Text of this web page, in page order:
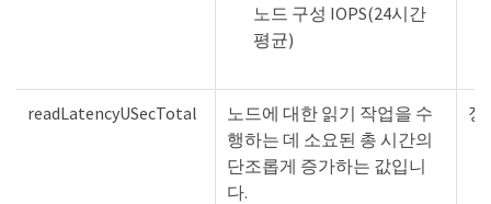
노드 구성 IOPS(24시간
평균)
readLatencyUSecTotal
노드에 대한 읽기 작업을 수
행하는 데 소요된 총 시간의
단조롭게 증가하는 값입니
다.
정